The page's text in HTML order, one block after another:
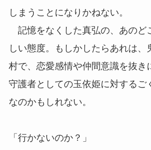
しまうことになりかねない。
記憶をなくした真弘の、あのど
しい態度。もしかしたらあれは、
村で、恋愛感情や仲間意識を抜き
守護者としての玉依姫に対するご
なのかもしれない。
「行かないのか？」